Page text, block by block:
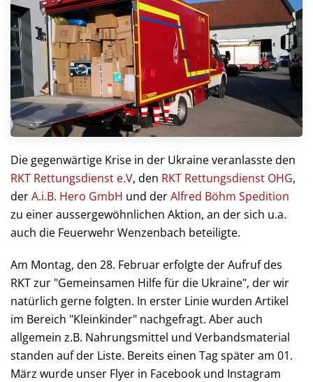
Die gegenwärtige Krise in der Ukraine veranlasste den
RKT Rettungsdienst e.V, den RKT Rettungsdienst OHG,
derA.i.B. Hero GmbH und derAlfred Böhm Spedition
zu einer aussergewöhnlichen Aktion, an der sich u.a.
auch die Feuerwehr Wenzenbach beteiligte.
Am Montag, den 28. Februar erfolgte der Aufruf des
RKT zur "Gemeinsamen Hilfe für die Ukraine", der wir
natürlich gerne folgten. In erster Linie wurden Artikel
im Bereich "Kleinkinder" nachgefragt. Aber auch
allgemein z.B. Nahrungsmittel und Verbandsmaterial
standen auf der Liste. Bereits einen Tag später am 01.
März wurde unser Flyer in Facebook und Instagram